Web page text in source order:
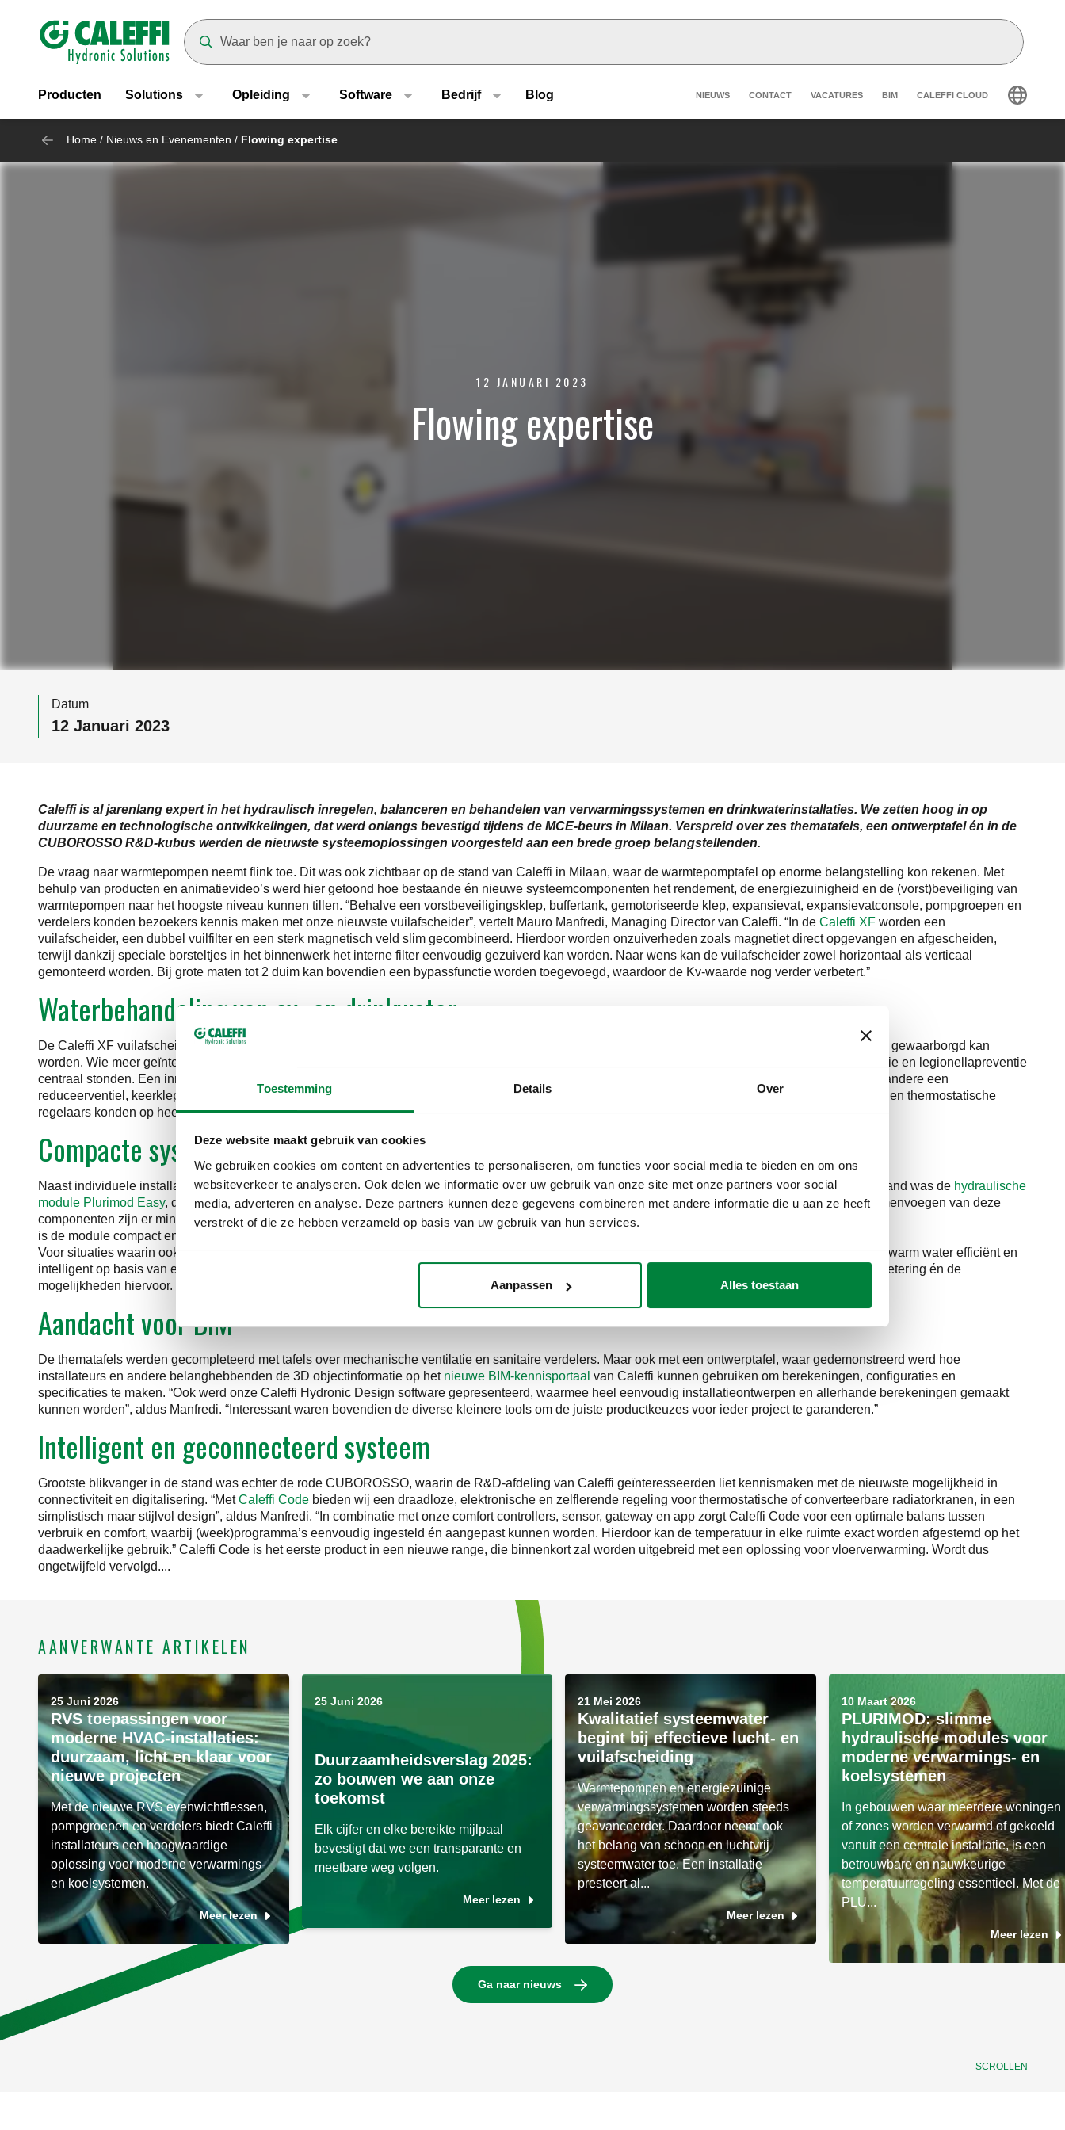
Toestemming Details Over
Deze website maakt gebruik van cookies
We gebruiken cookies om content en advertenties te personaliseren, om functies voor social media te bieden en om ons
websiteverkeer te analyseren. Ook delen we informatie over uw gebruik van onze site met onze partners voor social
media, adverteren en analyse. Deze partners kunnen deze gegevens combineren met andere informatie die u aan ze heeft
verstrekt of die ze hebben verzameld op basis van uw gebruik van hun services.
Aanpassen Alles toestaan
Header main navigation
Producten Solutions Opleiding Software Bedrijf Blog Header secondary navigation
NIEUWS CONTACT VACATURES BIM CALEFFI CLOUD
Home / Nieuws en Evenementen / Flowing expertise
12 JANUARI 2023
Flowing expertise
Datum
12 Januari 2023
Caleffi is al jarenlang expert in het hydraulisch inregelen, balanceren en behandelen van verwarmingssystemen en drinkwaterinstallaties. We zetten hoog in op
duurzame en technologische ontwikkelingen, dat werd onlangs bevestigd tijdens de MCE-beurs in Milaan. Verspreid over zes thematafels, een ontwerptafel én in de
CUBOROSSO R&D-kubus werden de nieuwste systeemoplossingen voorgesteld aan een brede groep belangstellenden.
De vraag naar warmtepompen neemt flink toe. Dit was ook zichtbaar op de stand van Caleffi in Milaan, waar de warmtepomptafel op enorme belangstelling kon rekenen. Met
behulp van producten en animatievideo’s werd hier getoond hoe bestaande én nieuwe systeemcomponenten het rendement, de energiezuinigheid en de (vorst)beveiliging van
warmtepompen naar het hoogste niveau kunnen tillen. “Behalve een vorstbeveiligingsklep, buffertank, gemotoriseerde klep, expansievat, expansievatconsole, pompgroepen en
verdelers konden bezoekers kennis maken met onze nieuwste vuilafscheider”, vertelt Mauro Manfredi, Managing Director van Caleffi. “In de Caleffi XF worden een
vuilafscheider, een dubbel vuilfilter en een sterk magnetisch veld slim gecombineerd. Hierdoor worden onzuiverheden zoals magnetiet direct opgevangen en afgescheiden,
terwijl dankzij speciale borsteltjes in het binnenwerk het interne filter eenvoudig gezuiverd kan worden. Naar wens kan de vuilafscheider zowel horizontaal als verticaal
gemonteerd worden. Bij grote maten tot 2 duim kan bovendien een bypassfunctie worden toegevoegd, waardoor de Kv-waarde nog verder verbetert.”
Waterbehandeling van cv- en drinkwater
De Caleffi XF vuilafscheider was ook te zien op de waterbehandelingstafel, waar Caleffi liet zien hoe de waterkwaliteit in verwarmingssystemen het best gewaarborgd kan
worden. Wie meer geïnteresseerd was in de waterbehandeling van drinkwatersystemen, kon terecht bij een derde thematafel, waar thermische desinfectie en legionellapreventie
centraal stonden. Een innovatie op deze tafel was bijvoorbeeld de compacte controle-unit voor appartementen, hotels en vakantieparken, waarin onder andere een
reduceerventiel, keerklep, meetpunt-controlepunten en afsluiters slim gecombineerd zijn. Maar ook de zeer compacte reduceerventielen, mengventielen en thermostatische
regelaars konden op heel wat belangstelling rekenen.
Compacte systemen voor collectieve installaties
Naast individuele installaties was ook een thematafel ingericht voor collectieve systemen zoals blokverwarming en warmtenetten. Blikvanger op deze stand was de hydraulische
module Plurimod Easy, dat energiemeting, temperatuurregeling en ingebouwde drukverschilregeling in één compact systeem combineert. “Door het samenvoegen van deze
componenten zijn er minder verbindingen, met als gevolg ook minder leidingwerk én minder kans op lekkages”, aldus Manfredi. “Bovendien
is de module compact en flexibel te installeren.”
Voor situaties waarin ook decentraal warm tapwater moet worden bereid, presenteerde Caleffi deSATK22-afleversets, waarmee verwarming en sanitair warm water efficiënt en
intelligent op basis van een variabel debiet worden gestuurd. Daarnaast werd aan deze tafel uitgebreid aandacht besteed aan de verplichte energiebemetering én de
mogelijkheden hiervoor.
Aandacht voor BIM
De thematafels werden gecompleteerd met tafels over mechanische ventilatie en sanitaire verdelers. Maar ook met een ontwerptafel, waar gedemonstreerd werd hoe
installateurs en andere belanghebbenden de 3D objectinformatie op het nieuwe BIM-kennisportaal van Caleffi kunnen gebruiken om berekeningen, configuraties en
specificaties te maken. “Ook werd onze Caleffi Hydronic Design software gepresenteerd, waarmee heel eenvoudig installatieontwerpen en allerhande berekeningen gemaakt
kunnen worden”, aldus Manfredi. “Interessant waren bovendien de diverse kleinere tools om de juiste productkeuzes voor ieder project te garanderen.”
Intelligent en geconnecteerd systeem
Grootste blikvanger in de stand was echter de rode CUBOROSSO, waarin de R&D-afdeling van Caleffi geïnteresseerden liet kennismaken met de nieuwste mogelijkheid in
connectiviteit en digitalisering. “MetCaleffi Code bieden wij een draadloze, elektronische en zelflerende regeling voor thermostatische of converteerbare radiatorkranen, in een
simplistisch maar stijlvol design”, aldus Manfredi. “In combinatie met onze comfort controllers, sensor, gateway en app zorgt Caleffi Code voor een optimale balans tussen
verbruik en comfort, waarbij (week)programma’s eenvoudig ingesteld én aangepast kunnen worden. Hierdoor kan de temperatuur in elke ruimte exact worden afgestemd op het
daadwerkelijke gebruik.” Caleffi Code is het eerste product in een nieuwe range, die binnenkort zal worden uitgebreid met een oplossing voor vloerverwarming. Wordt dus
ongetwijfeld vervolgd....
AANVERWANTE ARTIKELEN
25 Juni 2026
RVS toepassingen voor
moderne HVAC-installaties:
duurzaam, licht en klaar voor
nieuwe projecten
Met de nieuwe RVS evenwichtflessen,
pompgroepen en verdelers biedt Caleffi
installateurs een hoogwaardige
oplossing voor moderne verwarmings-
en koelsystemen.
Meer lezen
25 Juni 2026
Duurzaamheidsverslag 2025:
zo bouwen we aan onze
toekomst
Elk cijfer en elke bereikte mijlpaal
bevestigt dat we een transparante en
meetbare weg volgen.
Meer lezen
21 Mei 2026
Kwalitatief systeemwater
begint bij effectieve lucht- en
vuilafscheiding
Warmtepompen en energiezuinige
verwarmingssystemen worden steeds
geavanceerder. Daardoor neemt ook
het belang van schoon en luchtvrij
systeemwater toe. Een installatie
presteert al...
Meer lezen
10 Maart 2026
PLURIMOD: slimme
hydraulische modules voor
moderne verwarmings- en
koelsystemen
In gebouwen waar meerdere woningen
of zones worden verwarmd of gekoeld
vanuit een centrale installatie, is een
betrouwbare en nauwkeurige
temperatuurregeling essentieel. Met de
PLU...
Meer lezen
SCROLLEN
Ga naar nieuws